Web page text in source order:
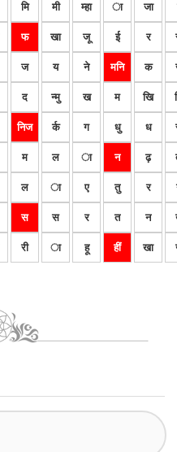
मि मी म्हा ा जा
फ खा जू ई र
ज य ने मनि क
द न्मु ख म खि
निज र्क ग धु ध
म ल ा न ढ़
ल ा ए तु र
स स र त न
री ा हू हीं खा